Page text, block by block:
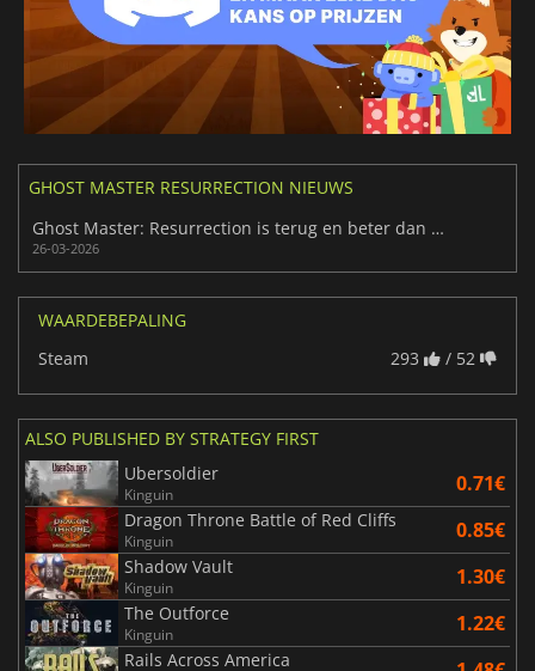
GHOST MASTER RESURRECTION NIEUWS
Ghost Master: Resurrection is terug en beter dan ooit
26-03-2026
WAARDEBEPALING
Steam
293 / 52
ALSO PUBLISHED BY STRATEGY FIRST
Ubersoldier
Kinguin 0.71€
Dragon Throne Battle of Red Cliffs
Kinguin 0.85€
Shadow Vault
Kinguin 1.30€
The Outforce
Kinguin 1.22€
Rails Across America